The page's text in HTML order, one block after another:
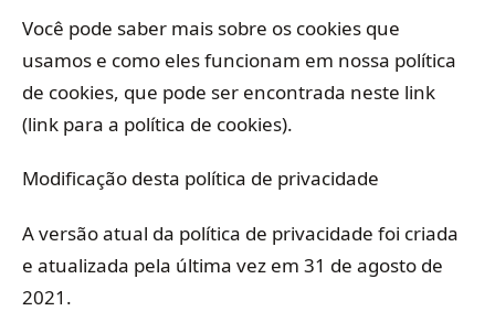
Você pode saber mais sobre os cookies que
usamos e como eles funcionam em nossa política
de cookies, que pode ser encontrada neste link
(link para a política de cookies).
Modificação desta política de privacidade
A versão atual da política de privacidade foi criada
e atualizada pela última vez em 31 de agosto de
2021.